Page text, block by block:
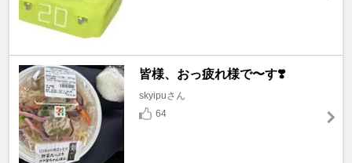
皆様、おっ疲れ様で〜す❣️
skyipuさん
64